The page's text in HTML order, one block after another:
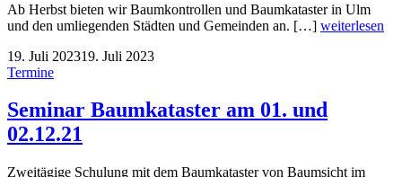
Ab Herbst bieten wir Baumkontrollen und Baumkataster in Ulm
und den umliegenden Städten und Gemeinden an. […] weiterlesen
19. Juli 202319. Juli 2023
Termine
Seminar Baumkataster am 01. und
02.12.21
Zweitägige Schulung mit dem Baumkataster von Baumsicht im